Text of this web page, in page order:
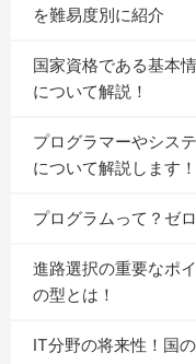
を難易度別に紹介
国家資格である基本
について解説！
プログラマーやシス
について解説します！
プログラムって？ゼ
進路選択の重要なポ
の型とは！
IT分野の将来性！国